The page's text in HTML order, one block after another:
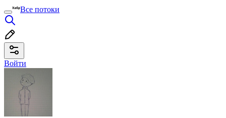
Все потоки
Войти